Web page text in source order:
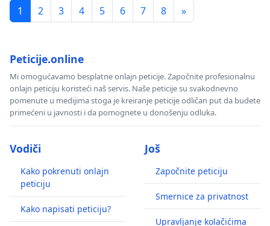
1
2 3 4 5 6 7 8 »
Peticije.online
Mi omogućavamo besplatne onlajn peticije. Započnite profesionalnu
onlajn peticiju koristeći naš servis. Naše peticije su svakodnevno
pomenute u medijima stoga je kreiranje peticije odličan put da budete
primećeni u javnosti i da pomognete u donošenju odluka.
Vodiči
Kako pokrenuti onlajn
peticiju
Kako napisati peticiju?
Još
Započnite peticiju
Smernice za privatnost
Upravljanje kolačićima